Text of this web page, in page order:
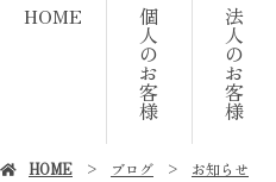
HOME 個
人
の
お
客
様
法
人
の
お
客
様
HOME ブログ
お知らせ